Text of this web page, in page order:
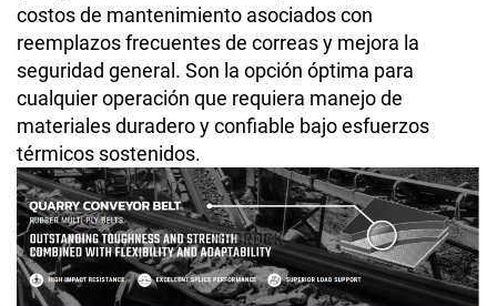
costos de mantenimiento asociados con
reemplazos frecuentes de correas y mejora la
seguridad general. Son la opción óptima para
cualquier operación que requiera manejo de
materiales duradero y confiable bajo esfuerzos
térmicos sostenidos.